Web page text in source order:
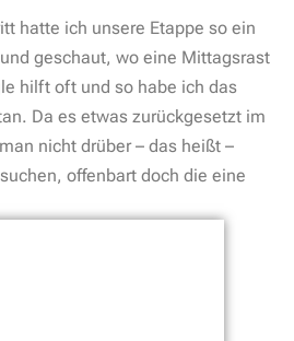
hatte ich unsere Etappe so ein
geschaut, wo eine Mittagsrast
hilft oft und so habe ich das
Da es etwas zurückgesetzt im
nicht drüber – das heißt –
offenbart doch die eine